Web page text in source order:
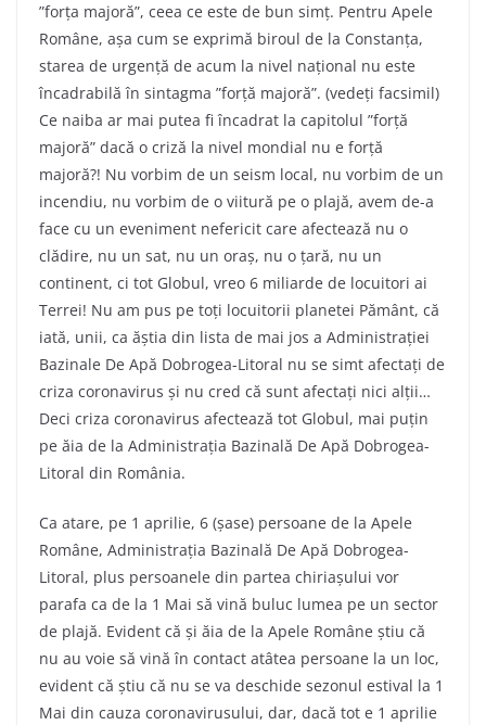
”forța majoră”, ceea ce este de bun simț. Pentru Apele
Române, așa cum se exprimă biroul de la Constanța,
starea de urgență de acum la nivel național nu este
încadrabilă în sintagma ”forță majoră”. (vedeți facsimil)
Ce naiba ar mai putea fi încadrat la capitolul ”forță
majoră” dacă o criză la nivel mondial nu e forță
majoră?! Nu vorbim de un seism local, nu vorbim de un
incendiu, nu vorbim de o viitură pe o plajă, avem de-a
face cu un eveniment nefericit care afectează nu o
clădire, nu un sat, nu un oraș, nu o țară, nu un
continent, ci tot Globul, vreo 6 miliarde de locuitori ai
Terrei! Nu am pus pe toți locuitorii planetei Pământ, că
iată, unii, ca ăștia din lista de mai jos a Administrației
Bazinale De Apă Dobrogea-Litoral nu se simt afectați de
criza coronavirus și nu cred că sunt afectați nici alții…
Deci criza coronavirus afectează tot Globul, mai puțin
pe ăia de la Administrația Bazinală De Apă Dobrogea-
Litoral din România.
Ca atare, pe 1 aprilie, 6 (șase) persoane de la Apele
Române, Administrația Bazinală De Apă Dobrogea-
Litoral, plus persoanele din partea chiriașului vor
parafa ca de la 1 Mai să vină buluc lumea pe un sector
de plajă. Evident că și ăia de la Apele Române știu că
nu au voie să vină în contact atâtea persoane la un loc,
evident că știu că nu se va deschide sezonul estival la 1
Mai din cauza coronavirusului, dar, dacă tot e 1 aprilie